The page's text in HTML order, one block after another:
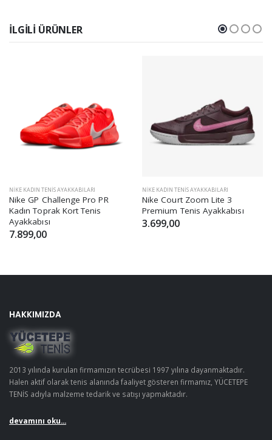
İLGILI ÜRÜNLER
NIKE KADIN TENIS AYAKKABILARI
Nike GP Challenge Pro PR
Kadın Toprak Kort Tenis
Ayakkabısı
7.899,00
NIKE KADIN TENIS AYAKKABILARI
Nike Court Zoom Lite 3
Premium Tenis Ayakkabısı
3.699,00
HAKKIMIZDA
2013 yılında kurulan firmamızın tecrübesi 1997 yılına dayanmaktadır.
Halen aktif olarak tenis alanında faaliyet gösteren firmamız, YÜCETEPE
TENİS adıyla malzeme tedarik ve satışı yapmaktadır.
devamını oku...